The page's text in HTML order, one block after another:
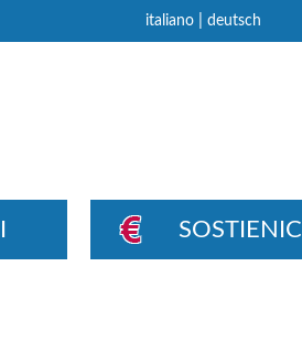
italiano| deutsch
SOSTIENICI